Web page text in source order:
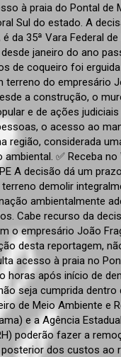
à praia do Pontal de
Sul do estado. A
da 35ª Vara Federal
janeiro do ano
de coqueiro foi
terreno do empresário
a construção, o
e de ações
o acesso ao
região, considerada
ambiental. ✅ Receba
A decisão dá um
demolir
ambientalmente
Cabe recurso da
o empresário João
desta reportagem,
acesso à praia no
horas após início de
seja cumprida dentro
de Meio Ambiente e
e a Agência
poderão fazer a
dos custos ao